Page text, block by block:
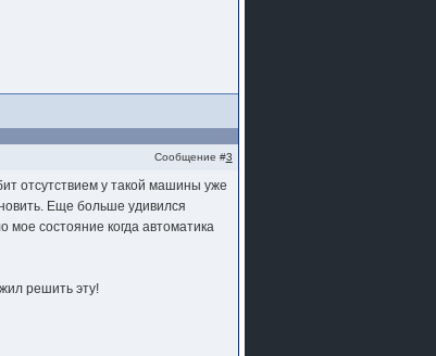
Сообщение #3
отсутствием у такой машины уже
Еще больше удивился
состояние когда автоматика
решить эту!